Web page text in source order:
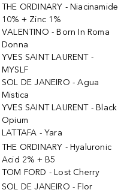
THE ORDINARY - Niacinamide
10% + Zinc 1%
VALENTINO - Born In Roma
Donna
YVES SAINT LAURENT -
MYSLF
SOL DE JANEIRO - Agua
Mistica
YVES SAINT LAURENT - Black
Opium
LATTAFA - Yara
THE ORDINARY - Hyaluronic
Acid 2% + B5
TOM FORD - Lost Cherry
SOL DE JANEIRO - Flor